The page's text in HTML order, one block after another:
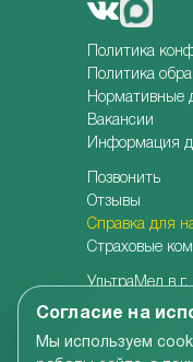
Согласие на
Мы используем
Политика
Политика
Нормативные
Вакансии
Информация
Позвонить
Отзывы
Справка для
Страховые
УльтраМед в
УльтраМед в г.
Центр